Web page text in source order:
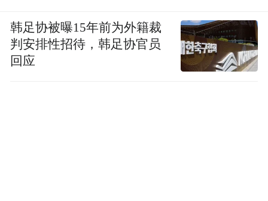
韩足协被曝15年前为外籍裁
判安排性招待，韩足协官员
回应